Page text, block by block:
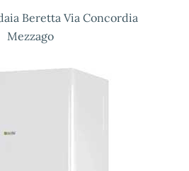
Beretta Via Concordia
Mezzago